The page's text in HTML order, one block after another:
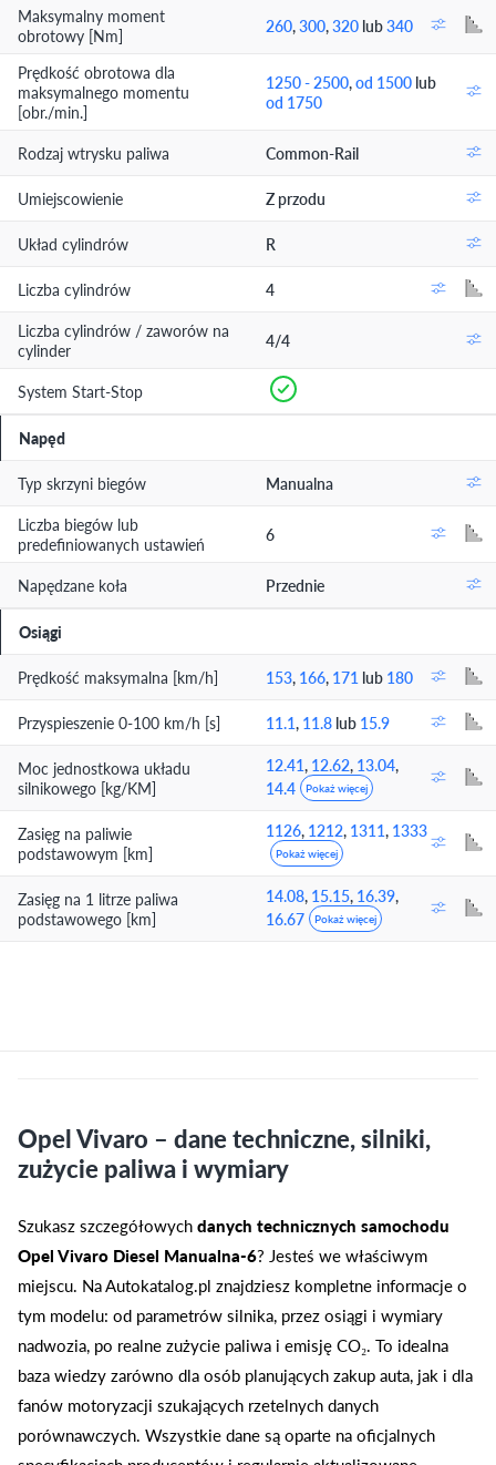
Maksymalny moment
obrotowy [Nm]
260,300,320 lub340
Prędkość obrotowa dla
maksymalnego momentu
[obr./min.]
1250 - 2500,od 1500 lub
od 1750
Rodzaj wtrysku paliwa Common-Rail
Umiejscowienie Z przodu
Układ cylindrów R
Liczba cylindrów
4
Liczba cylindrów / zaworów na
cylinder
4/4
System Start-Stop
Napęd
Typ skrzyni biegów
Manualna
Liczba biegów lub
predefiniowanych ustawień
6
Napędzane koła Przednie
Osiągi
Prędkość maksymalna [km/h] 153, 166, 171 lub 180
Przyspieszenie 0-100 km/h [s] 11.1, 11.8 lub 15.9
Moc jednostkowa układu
silnikowego [kg/KM]
12.41, 12.62, 13.04,
14.4
Pokaż więcej
Zasięg na paliwie
podstawowym [km]
1126, 1212, 1311, 1333
Pokaż więcej
Zasięg na 1 litrze paliwa
podstawowego [km]
14.08, 15.15, 16.39,
16.67
Pokaż więcej
Opel Vivaro – dane techniczne, silniki,
zużycie paliwa i wymiary
Szukasz szczegółowychdanych technicznych samochodu
Opel Vivaro Diesel Manualna-6? Jesteś we właściwym
miejscu. Na Autokatalog.pl znajdziesz kompletne informacje o
tym modelu: od parametrów silnika, przez osiągi i wymiary
nadwozia, po realne zużycie paliwa i emisję CO₂. To idealna
baza wiedzy zarówno dla osób planujących zakup auta, jak i dla
fanów motoryzacji szukających rzetelnych danych
porównawczych. Wszystkie dane są oparte na oficjalnych